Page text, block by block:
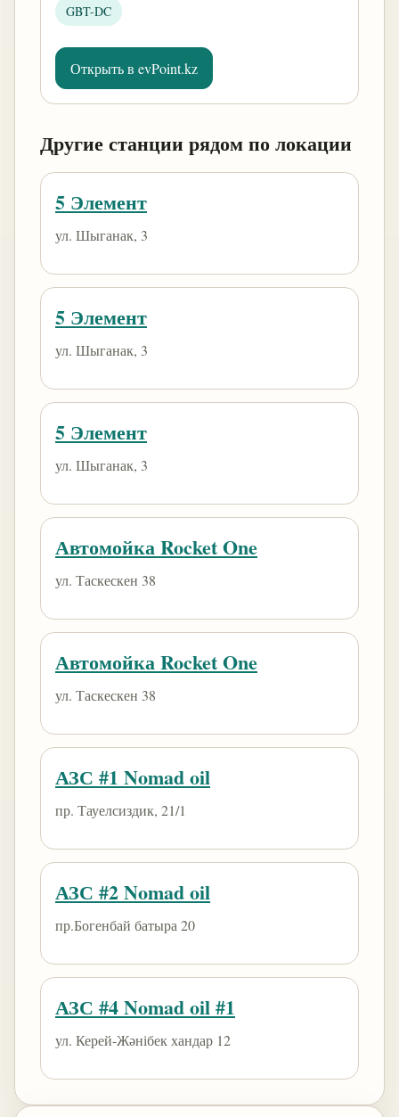
GBT-DC
Открыть в evPoint.kz
Другие станции рядом по локации
5 Элемент
ул. Шыганак, 3
5 Элемент
ул. Шыганак, 3
5 Элемент
ул. Шыганак, 3
Автомойка Rocket One
ул. Таскескен 38
Автомойка Rocket One
ул. Таскескен 38
АЗС #1 Nomad oil
пр. Тауелсиздик, 21/1
АЗС #2 Nomad oil
пр.Богенбай батыра 20
АЗС #4 Nomad oil #1
ул. Керей-Жәнібек хандар 12